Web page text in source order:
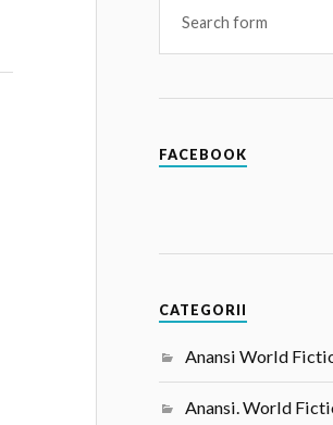
FACEBOOK
CATEGORII
Anansi World
Anansi. World